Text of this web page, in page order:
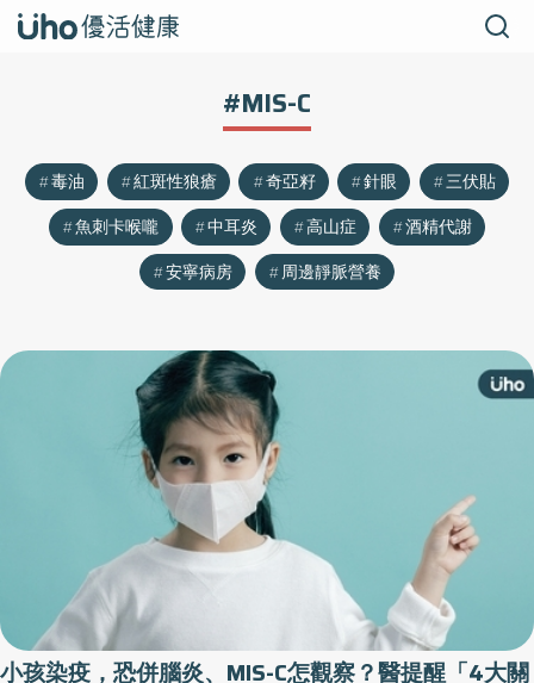
#MIS-C
毒油 紅斑性狼瘡 奇亞籽 針眼
三伏貼
魚刺卡喉嚨
中耳炎 高山症
酒精代謝
安寧病房
周邊靜脈營養
小孩染疫，恐併腦炎、MIS-C怎觀察？醫提醒「4大關